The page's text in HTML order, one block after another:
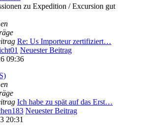
zu Expedition / Excursion gut
Re: Us Importeur zertifiziert…
Neuester Beitrag
09:36
Ich habe zu spät auf das Erst…
Neuester Beitrag
20:31